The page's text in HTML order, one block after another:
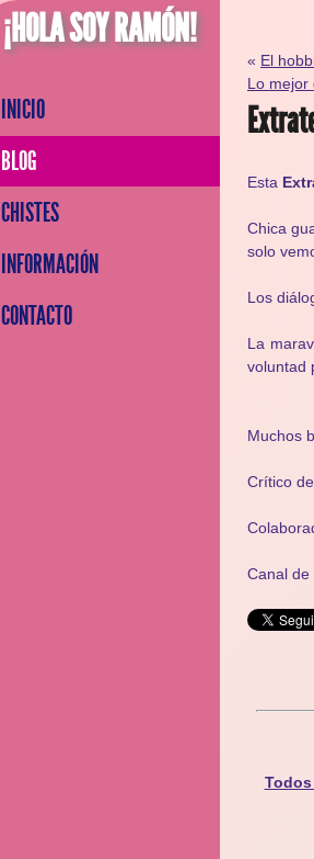
¡HOLA SOY RAMÓN!
INICIO
BLOG
CHISTES
INFORMACIÓN
CONTACTO
« El
Lo mejor
Esta
Chica
solo
Los
La
voluntad
Muchos
Crítico
Canal de